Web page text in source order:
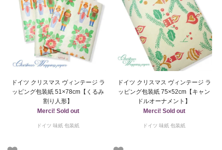
ドイツ クリスマス ヴィンテージ ラ
ッピング包装紙 51×78cm【くるみ
割り人形】
Merci! Sold out
ドイツ 味紙 包装紙
ドイツ クリスマス ヴィンテージ ラ
ッピング包装紙 75×52cm【キャン
ドルオーナメント】
Merci! Sold out
ドイツ 味紙 包装紙